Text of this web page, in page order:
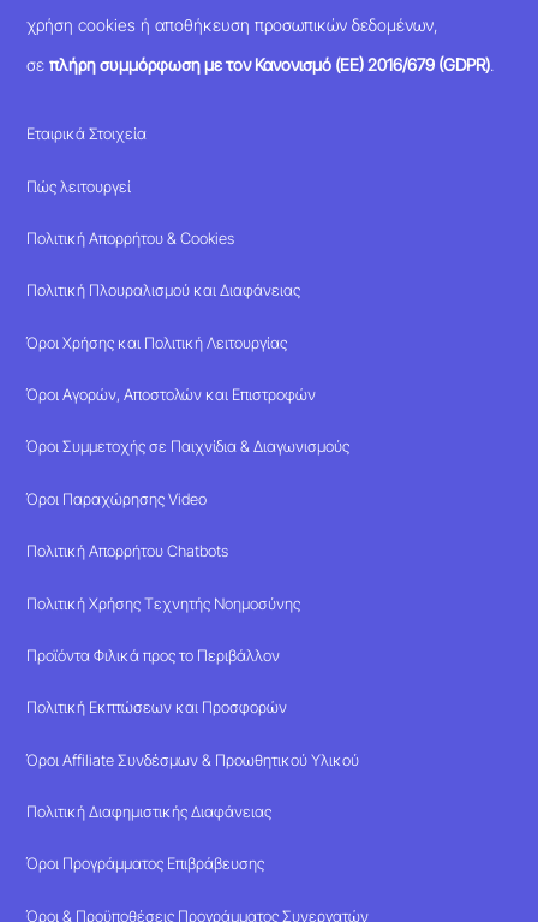
χρήση cookies ή αποθήκευση προσωπικών δεδομένων,
σεπλήρη συμμόρφωση με τον Κανονισμό (ΕΕ) 2016/679 (GDPR).
Εταιρικά Στοιχεία
Πώς λειτουργεί
Πολιτική Απορρήτου & Cookies
Πολιτική Πλουραλισμού και Διαφάνειας
Όροι Χρήσης και Πολιτική Λειτουργίας
Όροι Αγορών, Αποστολών και Επιστροφών
Όροι Συμμετοχής σε Παιχνίδια & Διαγωνισμούς
Όροι Παραχώρησης Video
Πολιτική Απορρήτου Chatbots
Πολιτική Χρήσης Τεχνητής Νοημοσύνης
Προϊόντα Φιλικά προς το Περιβάλλον
Πολιτική Εκπτώσεων και Προσφορών
Όροι Affiliate Συνδέσμων & Προωθητικού Υλικού
Πολιτική Διαφημιστικής Διαφάνειας
Όροι Προγράμματος Επιβράβευσης
Όροι & Προϋποθέσεις Προγράμματος Συνεργατών